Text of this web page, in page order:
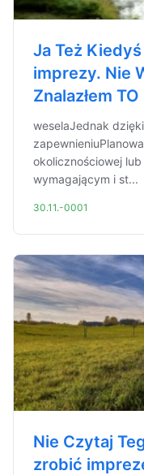
Ja Też
imprezy. Nie
Znalazłem TO
weselaJednak
okolicznościowej
wymagającym i st...
30.11.-0001
Nie Czytaj
zrobić